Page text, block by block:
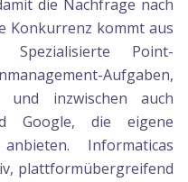
die Nachfrage nach
Konkurrenz kommt aus
Spezialisierte Point-
Aufgaben,
und inzwischen auch
Google, die eigene
anbieten. Informaticas
plattformübergreifend